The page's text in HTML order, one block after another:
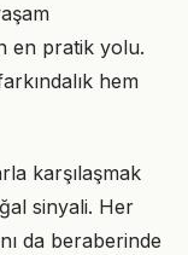
en pratik yolu.
hem
karşılaşmak
sinyali. Her
da beraberinde